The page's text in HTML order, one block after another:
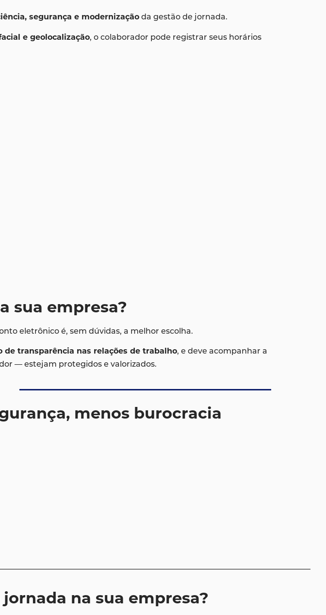
segurança e modernização da gestão de jornada.
e geolocalização, o colaborador pode registrar seus horários
sua empresa?
eletrônico é, sem dúvidas, a melhor escolha.
de transparência nas relações de trabalho, e deve acompanhar a
— estejam protegidos e valorizados.
menos burocracia
na sua empresa?